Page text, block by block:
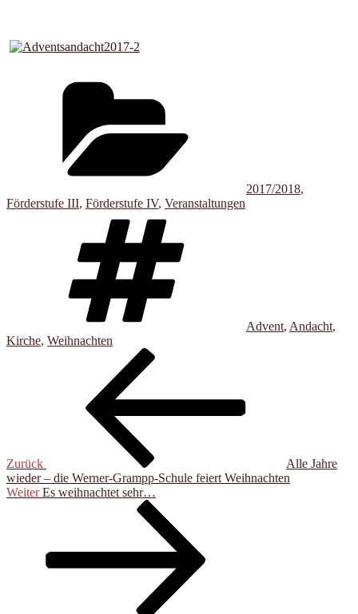
2017/2018,
Förderstufe III, Förderstufe IV, Veranstaltungen
Advent, Andacht,
Kirche, Weihnachten
Beitragsnavigation
Zurück
Alle Jahre
wieder – die Werner-Grampp-Schule feiert Weihnachten
Nächster
Weiter Es weihnachtet sehr…